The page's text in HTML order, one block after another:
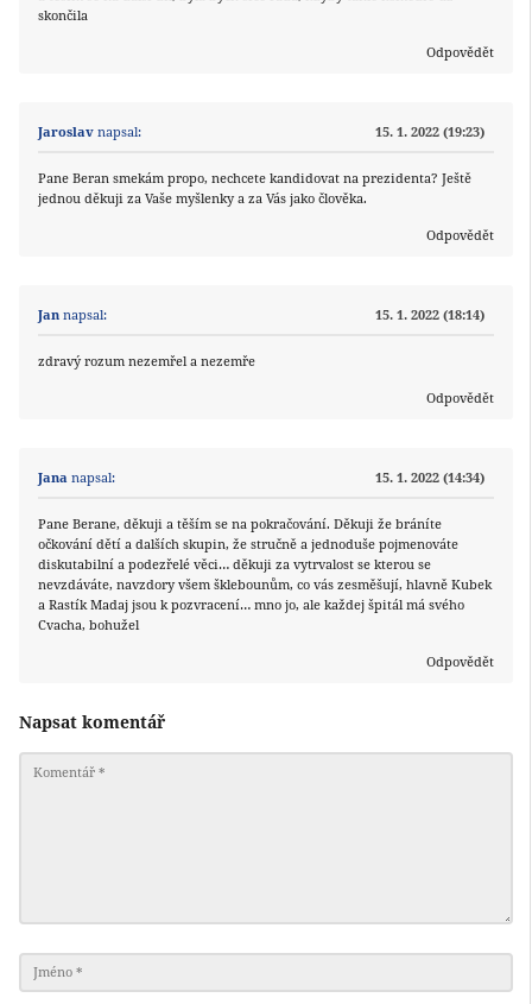
skončila
Odpovědět
Jaroslav napsal: 15. 1. 2022 (19:23)
Pane Beran smekám propo, nechcete kandidovat na prezidenta? Ještě
jednou děkuji za Vaše myšlenky a za Vás jako člověka.
Odpovědět
Jan napsal: 15. 1. 2022 (18:14)
zdravý rozum nezemřel a nezemře
Odpovědět
Jana napsal: 15. 1. 2022 (14:34)
Pane Berane, děkuji a těším se na pokračování. Děkuji že bráníte
očkování dětí a dalších skupin, že stručně a jednoduše pojmenováte
diskutabilní a podezřelé věci… děkuji za vytrvalost se kterou se
nevzdáváte, navzdory všem šklebounům, co vás zesměšují, hlavně Kubek
a Rastík Madaj jsou k pozvracení… mno jo, ale každej špitál má svého
Cvacha, bohužel
Odpovědět
Napsat komentář